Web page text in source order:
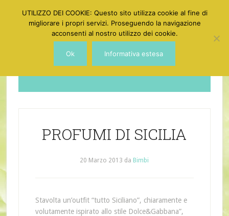
Dotgirl
PROFUMI DI SICILIA
20 Marzo 2013 da Bimbi
Stavolta un’outfit “tutto Siciliano”, chiaramente e
volutamente ispirato allo stile Dolce&Gabbana”,
UTILIZZO DEI COOKIE: Questo sito utilizza cookie al fine di
migliorare i propri servizi. Proseguendo la navigazione
acconsenti al nostro utilizzo dei cookie.
Ok Informativa estesa